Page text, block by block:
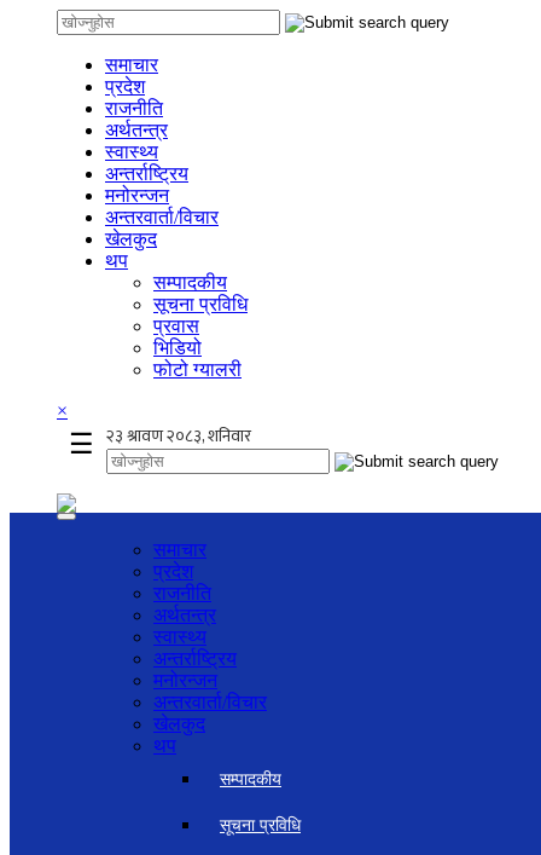
समाचार
प्रदेश
राजनीति
अर्थतन्त्र
स्वास्थ्य
अन्तर्राष्ट्रिय
मनोरन्जन
अन्तरवार्ता/विचार
खेलकुद
थप
सम्पादकीय
सूचना प्रविधि
प्रवास
भिडियो
फोटो ग्यालरी
×
☰
समाचार
प्रदेश
राजनीति
अर्थतन्त्र
स्वास्थ्य
अन्तर्राष्ट्रिय
मनोरन्जन
अन्तरवार्ता/विचार
खेलकुद
थप
सम्पादकीय
सूचना प्रविधि